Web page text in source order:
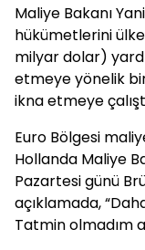
Maliye Bakanı
hükümetlerini
milyar dolar)
etmeye yönelik
ikna etmeye
Euro Bölgesi
Hollanda Maliye
Pazartesi günü
açıklamada,
Tatmin olmadım